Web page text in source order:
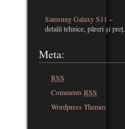
Samsung Galaxy S11 –
detalii tehnice, păreri și preț.
Meta:
RSS
Comments RSS
Wordpress Themes